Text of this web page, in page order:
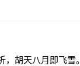
，胡天八月即飞雪。